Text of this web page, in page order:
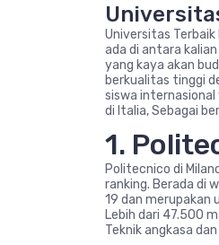
Universitas
ada di antara
yang kaya akan
berkualitas tinggi
siswa
di Italia, Sebagai
1.
Politecnico di
ranking. Berada di
19 dan merupakan
Lebih dari 47.500
Teknik angkasa